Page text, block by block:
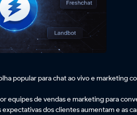
popular para chat ao vivo e marketing
equipes de vendas e marketing para
expectativas dos clientes aumentam e as